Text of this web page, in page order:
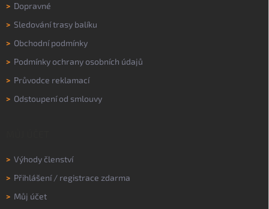
> Dopravné
> Sledování trasy balíku
> Obchodní podmínky
> Podmínky ochrany osobních údajů
> Průvodce reklamací
> Odstoupení od smlouvy
> Výhody členství
> Přihlášení/ registrace zdarma
> Můj účet